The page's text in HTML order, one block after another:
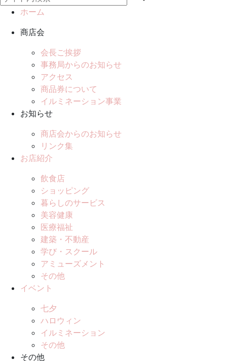
ホーム
商店会
会長ご挨拶
事務局からのお知らせ
アクセス
商品券について
イルミネーション事業
お知らせ
商店会からのお知らせ
リンク集
お店紹介
飲食店
ショッピング
暮らしのサービス
美容健康
医療福祉
建築・不動産
学び・スクール
アミューズメント
その他
イベント
七夕
ハロウィン
イルミネーション
その他
その他